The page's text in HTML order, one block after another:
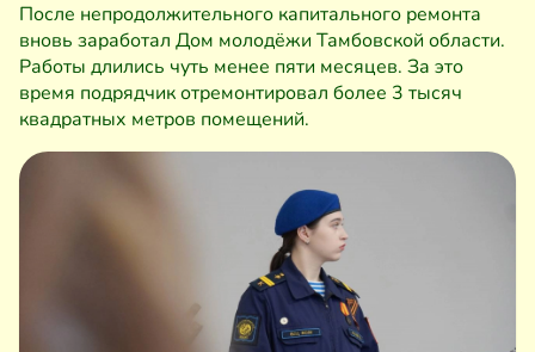
После непродолжительного капитального ремонта
вновь заработал Дом молодёжи Тамбовской области.
Работы длились чуть менее пяти месяцев. За это
время подрядчик отремонтировал более 3 тысяч
квадратных метров помещений.